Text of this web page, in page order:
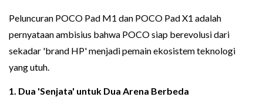
Peluncuran POCO Pad M1 dan POCO Pad X1 adalah
pernyataan ambisius bahwa POCO siap berevolusi dari
sekadar 'brand HP' menjadi pemain ekosistem teknologi
yang utuh.
1. Dua 'Senjata' untuk Dua Arena Berbeda